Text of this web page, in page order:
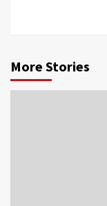
More Stories